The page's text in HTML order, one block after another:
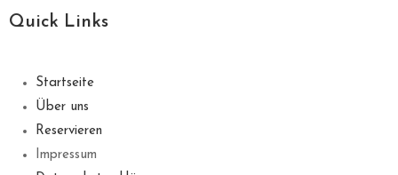
Quick Links
Startseite
Über uns
Reservieren
Impressum